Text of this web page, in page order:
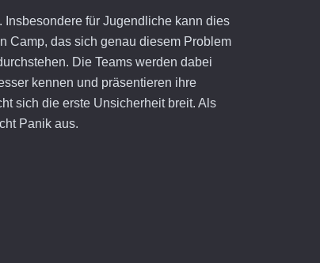
für Jugendliche kann dies
Camp, das sich genau diesem Problem
Die Teams werden dabei
kennen und präsentieren ihre
sich die erste Unsicherheit breit. Als
Panik aus.